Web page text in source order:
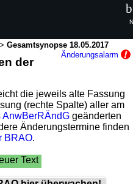
>Gesamtsynopse 18.05.2017
Änderungsalarm
der
die jeweils alte Fassung
(rechte Spalte) aller am
AnwBerRÄndG geänderten
Änderungstermine finden
BRAO.
Text